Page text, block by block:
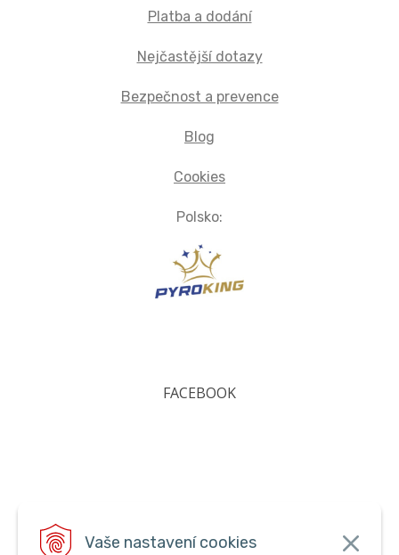
Vaše nastavení cookies
Platba a dodání
Nejčastější dotazy
Bezpečnost a prevence
Blog
Cookies
Polsko:
FACEBOOK